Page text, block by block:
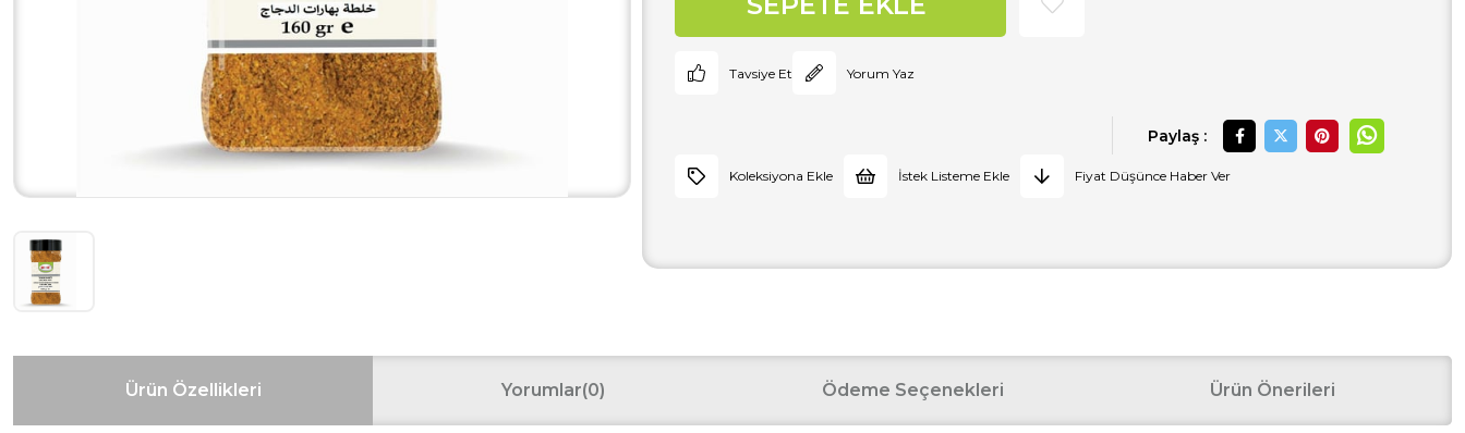
Tavsiye Et Yorum Yaz
Paylaş :
Koleksiyona Ekle İstek Listeme Ekle Fiyat Düşünce Haber Ver
Ürün Özellikleri Yorumlar(0) Ödeme Seçenekleri Ürün Önerileri